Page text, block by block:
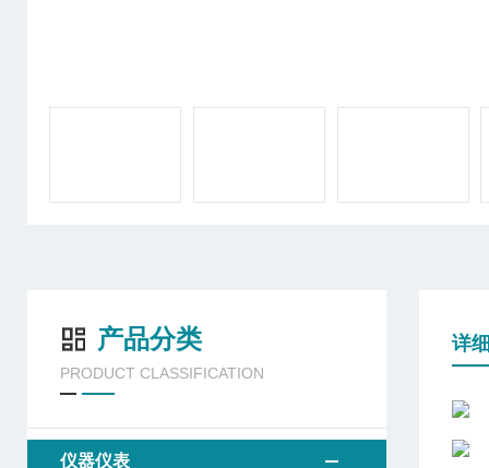
产品分类
PRODUCT CLASSIFICATION
仪器仪表
详